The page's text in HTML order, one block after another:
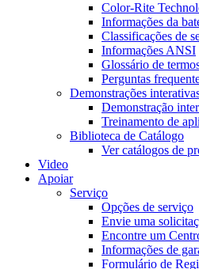
Color-Rite
Informações da
Classificações de
Informações ANSI
Glossário de
Perguntas
Demonstrações
Demonstração
Treinamento de
Biblioteca de Catálogo
Ver catálogos de
Video
Apoiar
Serviço
Opções de serviço
Envie uma
Encontre um
Informações de
Formulário de